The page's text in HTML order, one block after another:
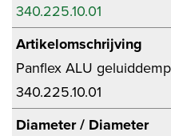
340.225.10.01
Artikelomschrijving
Panflex ALU
340.225.10.01
Diameter / Diameter